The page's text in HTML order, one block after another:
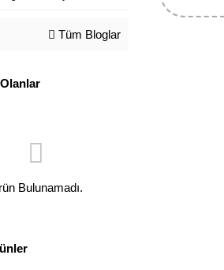
Tüm Bloglar
Bulunamadı.